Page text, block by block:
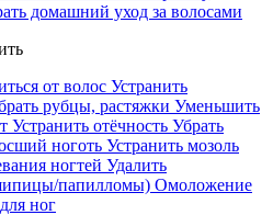
домашний уход за волосами
от волос Устранить
рубцы, растяжки Уменьшить
Устранить отёчность Убрать
ноготь Устранить мозоль
ногтей Удалить
папилломы) Омоложение
ног